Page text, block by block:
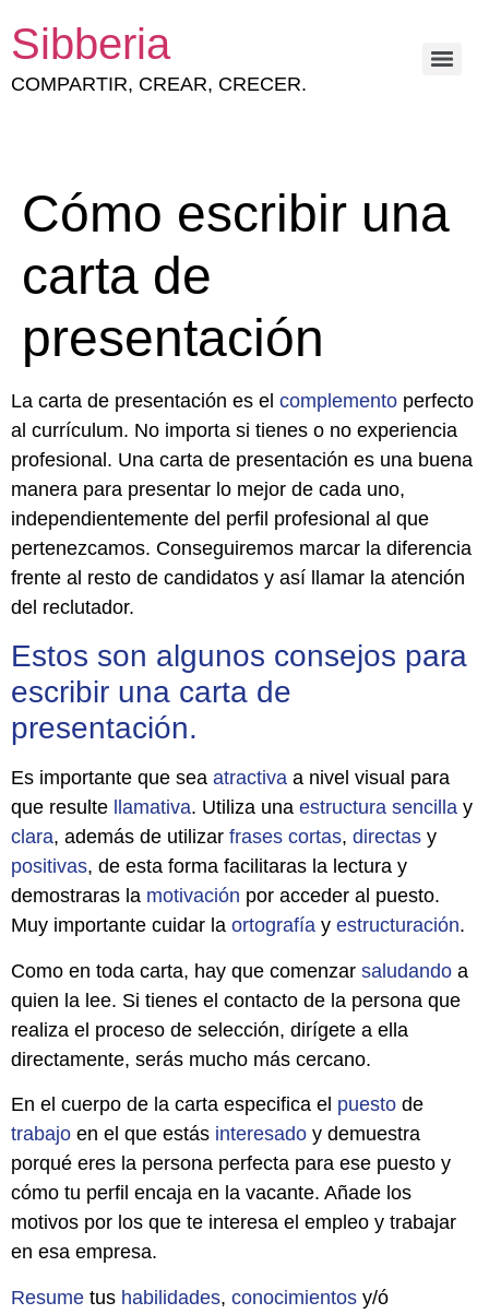
Sibberia
COMPARTIR, CREAR, CRECER.
Cómo escribir una
carta de
presentación
La carta de presentación es el complemento perfecto
al currículum. No importa si tienes o no experiencia
profesional. Una carta de presentación es una buena
manera para presentar lo mejor de cada uno,
independientemente del perfil profesional al que
pertenezcamos. Conseguiremos marcar la diferencia
frente al resto de candidatos y así llamar la atención
del reclutador.
Estos son algunos consejos para
escribir una carta de
presentación.
Es importante que sea atractiva a nivel visual para
que resulte
llamativa. Utiliza una estructura sencilla y
clara, además de utilizar frases cortas, directas y
positivas, de esta forma facilitaras la lectura y
demostraras la motivación por acceder al puesto.
Muy importante cuidar la ortografía y estructuración.
Como en toda carta, hay que comenzar saludando a
quien la lee. Si tienes el contacto de la persona que
realiza el proceso de selección, dirígete a ella
directamente, serás mucho más cercano.
En el cuerpo de la carta especifica el puesto de
trabajo en el que estás interesado y demuestra
porqué eres la persona perfecta para ese puesto y
cómo tu perfil encaja en la vacante. Añade los
motivos por los que te interesa el empleo y trabajar
en esa empresa.
Resume tus habilidades, conocimientos y/ó